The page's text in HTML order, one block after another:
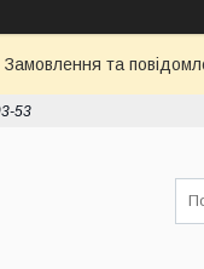
Замовлення та
53